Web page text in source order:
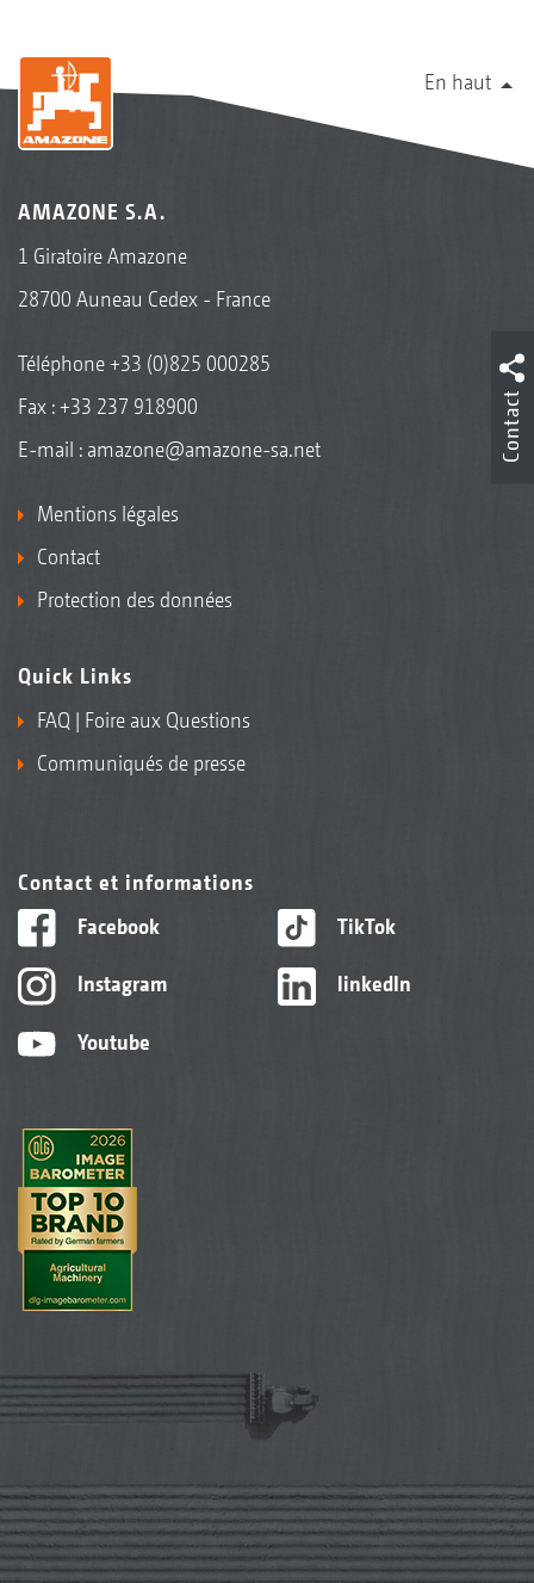
En haut
AMAZONE S.A.
1 Giratoire Amazone
28700 Auneau Cedex - France
Téléphone+33 (0)825 000285
Fax : +33 237 918900
E-mail : amazone@amazone-sa.net
Mentions légales
Contact
Protection des données
Quick Links
FAQ | Foire aux Questions
Communiqués de presse
Contact et informations
Facebook
Instagram
Youtube
TikTok
linkedIn
Contact